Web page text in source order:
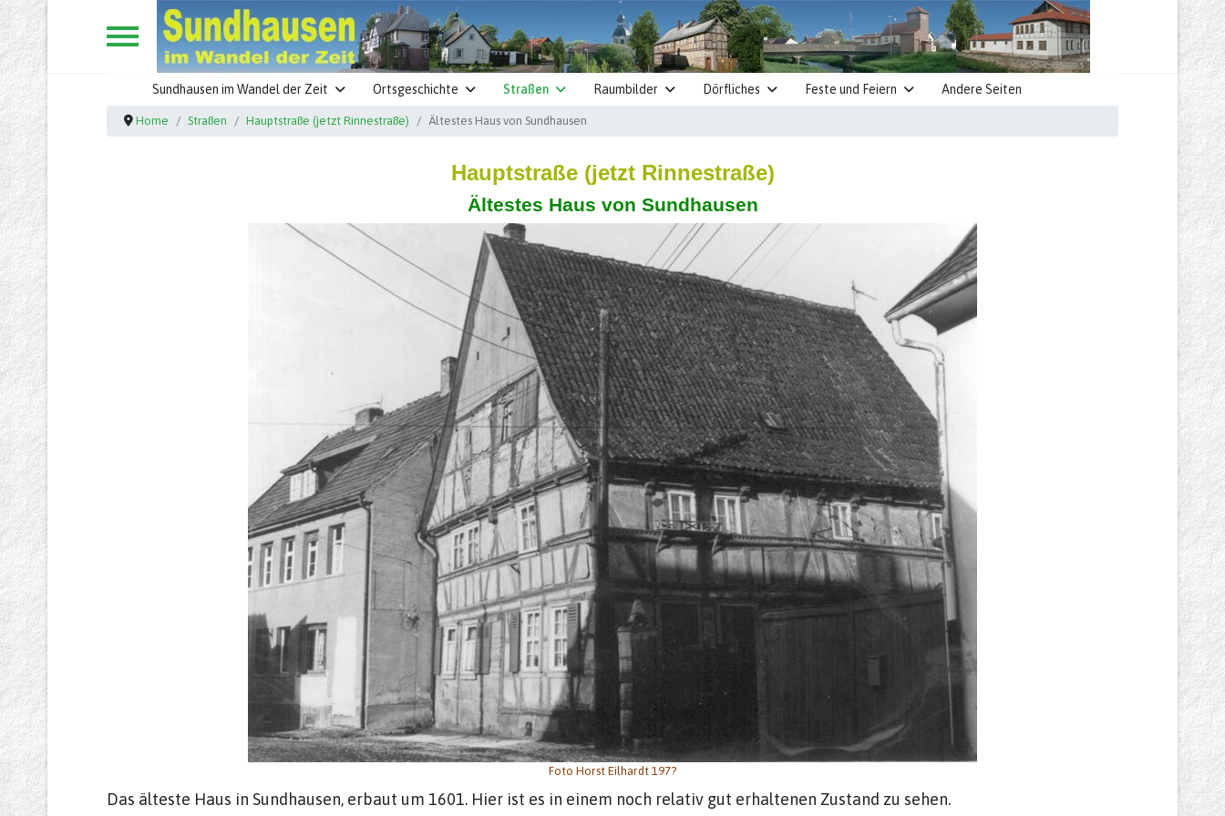
Sundhausen im Wandel der Zeit Ortsgeschichte Straßen Raumbilder Dörfliches Feste und Feiern Andere Seiten
Home Straßen Hauptstraße (jetzt Rinnestraße) Ältestes Haus von Sundhausen
Hauptstraße (jetzt Rinnestraße)
Ältestes Haus von Sundhausen
Foto Horst Eilhardt 197?
Das älteste Haus in Sundhausen, erbaut um 1601. Hier ist es in einem noch relativ gut erhaltenen Zustand zu sehen.